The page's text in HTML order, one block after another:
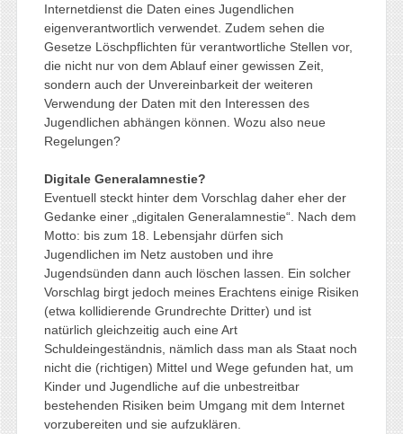
Internetdienst die Daten eines Jugendlichen
eigenverantwortlich verwendet. Zudem sehen die
Gesetze Löschpflichten für verantwortliche Stellen vor,
die nicht nur von dem Ablauf einer gewissen Zeit,
sondern auch der Unvereinbarkeit der weiteren
Verwendung der Daten mit den Interessen des
Jugendlichen abhängen können. Wozu also neue
Regelungen?
Digitale Generalamnestie?
Eventuell steckt hinter dem Vorschlag daher eher der
Gedanke einer „digitalen Generalamnestie“. Nach dem
Motto: bis zum 18. Lebensjahr dürfen sich
Jugendlichen im Netz austoben und ihre
Jugendsünden dann auch löschen lassen. Ein solcher
Vorschlag birgt jedoch meines Erachtens einige Risiken
(etwa kollidierende Grundrechte Dritter) und ist
natürlich gleichzeitig auch eine Art
Schuldeingeständnis, nämlich dass man als Staat noch
nicht die (richtigen) Mittel und Wege gefunden hat, um
Kinder und Jugendliche auf die unbestreitbar
bestehenden Risiken beim Umgang mit dem Internet
vorzubereiten und sie aufzuklären.